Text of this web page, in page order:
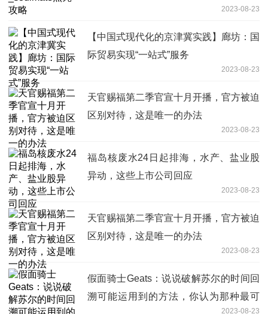
2023-08-23
【中国式现代化的京津冀实践】廊坊：国
际贸易实现“一站式”服务
2023-08-23
天官赐福第二季官宣十月开播，官方被迫
区别对待，这是唯一的办法
2023-08-23
福岛核废水24日起排海，水产、盐业股
异动，这些上市公司回应
2023-08-23
天官赐福第二季官宣十月开播，官方被迫
区别对待，这是唯一的办法
2023-08-23
假面骑士Geats：说说破解苏尔的时间回
溯可能运用到的方法，你认为那种最可
2023-08-23